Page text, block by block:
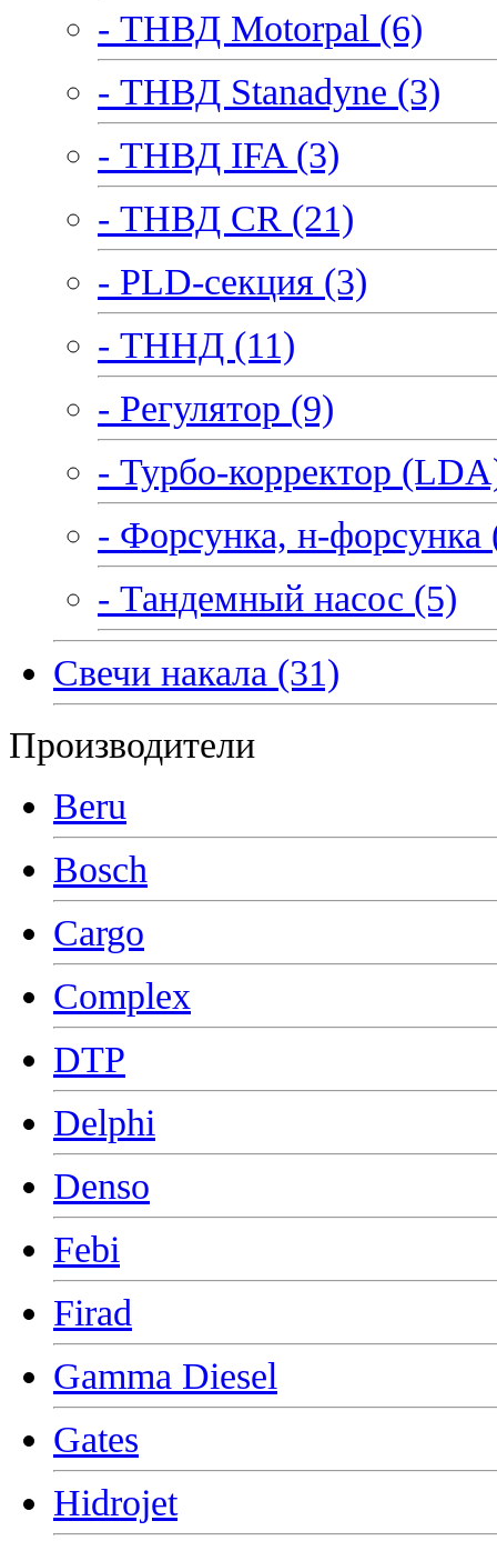
- ТНВД Motorpal (6)
- ТНВД Stanadyne (3)
- ТНВД IFA (3)
- ТНВД CR (21)
- PLD-секция (3)
- ТННД (11)
- Регулятор (9)
- Турбо-корректор
- Форсунка, н-форсунка
- Тандемный насос (5)
Свечи накала (31)
Производители
Beru
Bosch
Cargo
Complex
DTP
Delphi
Denso
Febi
Firad
Gamma Diesel
Gates
Hidrojet